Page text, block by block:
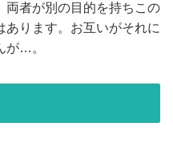
両者が別の目的を持ちこの
あります。お互いがそれに
が…。